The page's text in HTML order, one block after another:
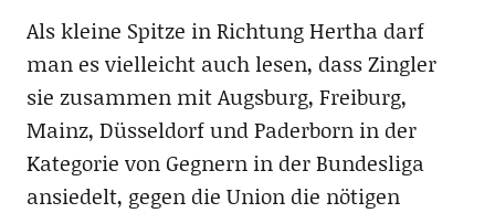
Als kleine Spitze in Richtung Hertha darf
man es vielleicht auch lesen, dass Zingler
sie zusammen mit Augsburg, Freiburg,
Mainz, Düsseldorf und Paderborn in der
Kategorie von Gegnern in der Bundesliga
ansiedelt, gegen die Union die nötigen